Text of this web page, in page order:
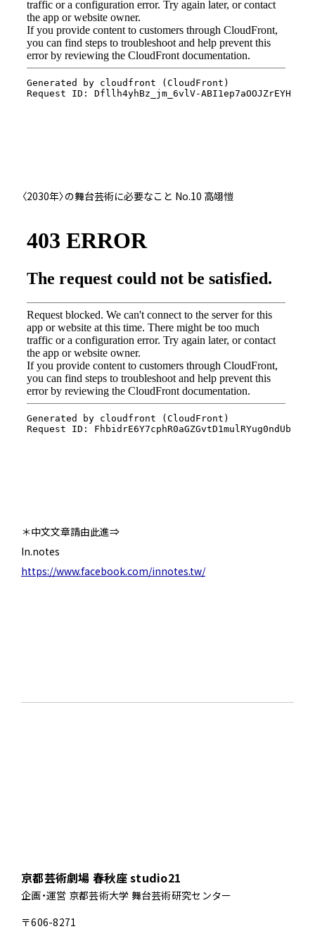
〈2030年〉の舞台芸術に必要なこと No.10 高翊愷
＊中文文章請由此進⇒
In.notes
https://www.facebook.com/innotes.tw/
京都芸術劇場 春秋座 studio21
企画・運営 京都芸術大学 舞台芸術研究センター
〒606-8271